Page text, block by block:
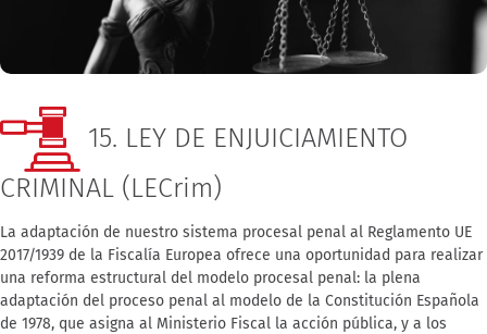
15. LEY DE ENJUICIAMIENTO
CRIMINAL (LECrim)
La adaptación de nuestro sistema procesal penal al Reglamento UE
2017/1939 de la Fiscalía Europea ofrece una oportunidad para realizar
una reforma estructural del modelo procesal penal: la plena
adaptación del proceso penal al modelo de la Constitución Española
de 1978, que asigna al Ministerio Fiscal la acción pública, y a los